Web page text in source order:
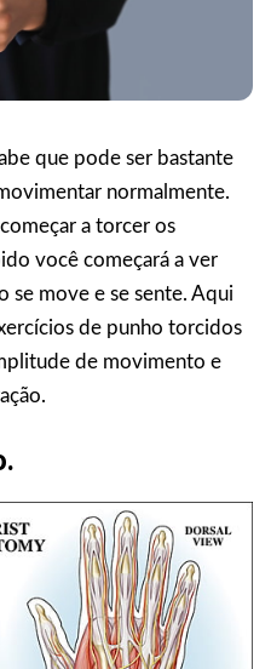
que pode ser bastante
normalmente.
a torcer os
você começará a ver
se move e se sente. Aqui
de punho torcidos
de movimento e